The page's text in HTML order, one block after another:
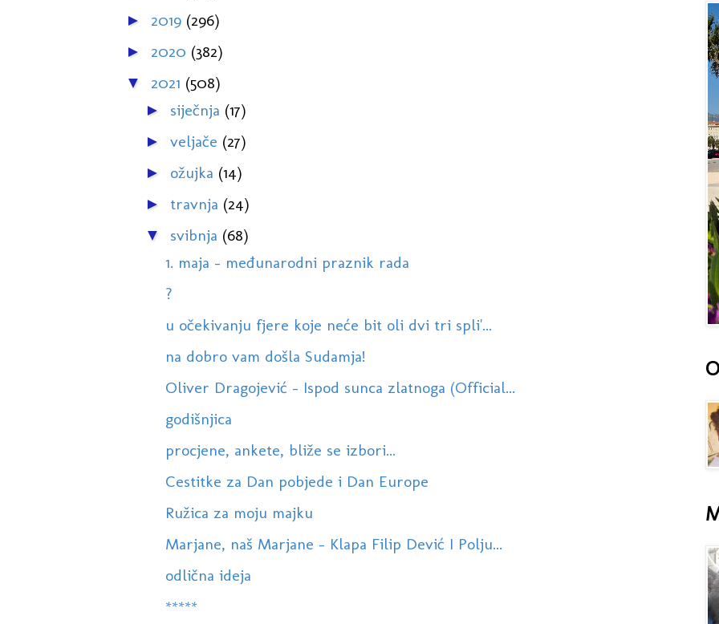
► 2019 (296)
► 2020 (382)
▼ 2021 (508)
► siječnja (17)
► veljače (27)
► ožujka (14)
► travnja (24)
▼ svibnja (68)
1. maja - međunarodni praznik rada
?
u očekivanju fjere koje neće bit oli dvi tri spli'...
na dobro vam došla Sudamja!
Oliver Dragojević - Ispod sunca zlatnoga (Official...
godišnjica
procjene, ankete, bliže se izbori...
Cestitke za Dan pobjede i Dan Europe
Ružica za moju majku
Marjane, naš Marjane - Klapa Filip Dević I Polju...
odlična ideja
*****